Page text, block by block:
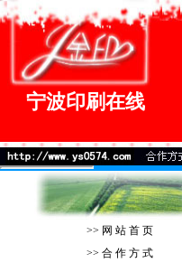
宁波印刷在线
>> 网 站 首 页
>> 合 作 方 式